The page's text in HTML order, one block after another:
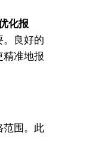
化报
。良好的
精准地报
范围。此